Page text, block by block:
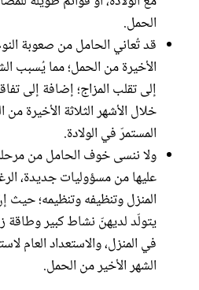
الحمل.
قد تُعاني الحامل من صعوبة
الأخيرة من الحمل؛ مما يُسبب
إلى تقلب المزاج؛ إضافة إلى
خلال الأشهر الثلاثة الأخيرة
المستمرّ في الولادة.
ولا ننسى خوف الحامل من
عليها من مسؤوليات جديدة،
المنزل وتنظيفه وتنظيمه؛ حيث
يتولّد لديهنّ نشاط كبير وطاقة
في المنزل، والاستعداد العام
الشهر الأخير من الحمل.